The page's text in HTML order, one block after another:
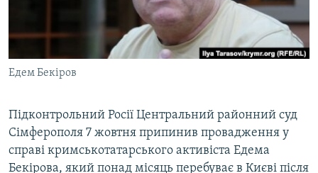
ПОДКАСТИ
КРИМ РЕАЛІЇ
УКР
КТАТ
Едем Бекіров
Підконтрольний Росії Центральний районний суд
Сімферополя 7 жовтня припинив провадження у
справі кримськотатарського активіста Едема
Бекірова, який понад місяць перебуває в Києві після